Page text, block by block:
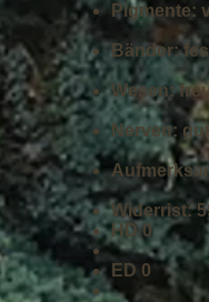
Pigmente:
Bänder:
Wesen:
Nerven: gut
Widerrist:
HD 0
ED 0